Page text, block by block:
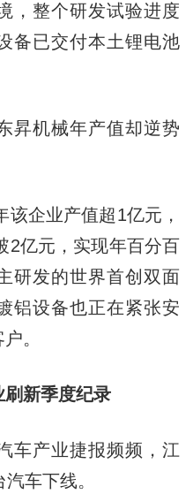
，整个研发试验进度
备已交付本土锂电池
机械年产值却逆势
企业产值超1亿元，
2亿元，实现年百分百
研发的世界首创双面
铝设备也正在紧张安
。
新季度纪录
产业捷报频频，江
车下线。